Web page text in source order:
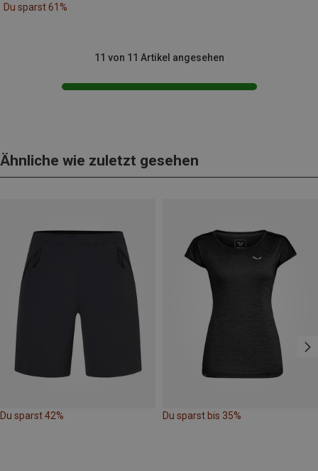
Du sparst 61%
11 von 11 Artikel angesehen
Ähnliche wie zuletzt gesehen
Du sparst 42% Du sparst bis 35%